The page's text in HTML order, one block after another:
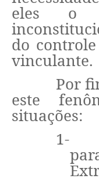
eles o
do
vinculante.
Por
este
situações:
1-